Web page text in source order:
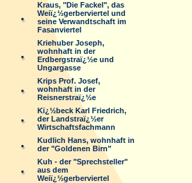
Kraus, "Die Fackel", das
Weiï¿½gerberviertel und
seine Verwandtschaft im
Fasanviertel
Kriehuber Joseph,
wohnhaft in der
Erdbergstraï¿½e und
Ungargasse
Krips Prof. Josef,
wohnhaft in der
Reisnerstraï¿½e
Kï¿½beck Karl Friedrich,
der Landstraï¿½er
Wirtschaftsfachmann
Kudlich Hans, wohnhaft in
der "Goldenen Birn"
Kuh - der "Sprechsteller"
aus dem
Weiï¿½gerberviertel